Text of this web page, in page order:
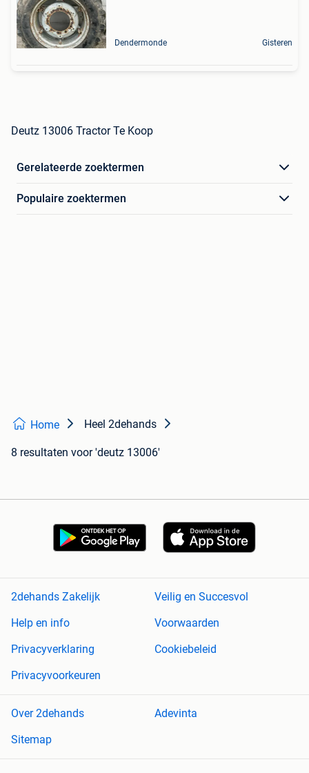
Dendermonde Gisteren
Deutz 13006 Tractor Te Koop
Gerelateerde zoektermen
Populaire zoektermen
Home Heel 2dehands
8 resultaten voor 'deutz 13006'
2dehands Zakelijk
Veilig en Succesvol
Help en info
Voorwaarden
Privacyverklaring
Cookiebeleid
Privacyvoorkeuren
Over 2dehands
Adevinta
Sitemap